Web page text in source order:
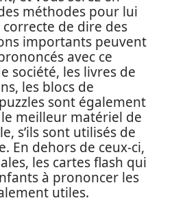
méthodes pour lui
de dire des
importants peuvent
avec ce
société, les livres de
les blocs de
sont également
meilleur matériel de
s’ils sont utilisés de
En dehors de ceux-ci,
les cartes flash qui
à prononcer les
utiles.